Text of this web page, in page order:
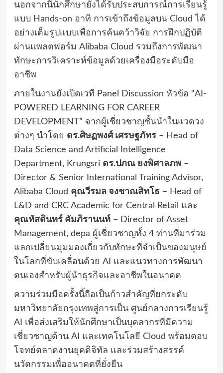
นอกจากนี้นักศึกษายังได้รับประสบการณ์การเรียนรู้
แบบ Hands-on อาทิ การเข้าถึงข้อมูลบน Cloud ได้
อย่างเต็มรูปแบบเพื่อการค้นคว้าวิจัย การฝึกปฏิบัติ
ผ่านแพลตฟอร์ม Alibaba Cloud รวมถึงการพัฒนา
ทักษะการวิเคราะห์ข้อมูลด้วยเครื่องมือระดับมือ
อาชีพ
ภายในงานยังเปิดเวที Panel Discussion หัวข้อ “AI-
POWERED LEARNING FOR CAREER
DEVELOPMENT” จากผู้เชี่ยวชาญชั้นนำในแวดวง
ต่างๆ นำโดย ดร.ศิษฏพงศ์ เศรษฐภัทร– Head of
Data Science and Artificial Intelligence
Department, Krungsri ดร.ปภณ ยงพิศาลภพ–
Director & Senior International Training Advisor,
Alibaba Cloud คุณวีรมล จงชาณสิทโธ– Head of
L&D and CRC Academic for Central Retail และ
คุณหัสดินทร์ คัมภิรานนท์– Director of Asset
Management, depa ผู้เชี่ยวชาญทั้ง 4 ท่านที่มาร่วม
แลกเปลี่ยนมุมมองเกี่ยวกับทักษะที่จำเป็นของมนุษย์
ในโลกที่ขับเคลื่อนด้วย AI และแนวทางการพัฒนา
ตนเองสำหรับผู้นำธุรกิจและอาชีพในอนาคต
ความร่วมมือครั้งนี้ถือเป็นก้าวสำคัญที่ยกระดับ
มหาวิทยาลัยกรุงเทพสู่การเป็น ศูนย์กลางการเรียนรู้
AI เพื่อส่งเสริมให้นักศึกษาเป็นบุคลากรที่มีความ
เชี่ยวชาญด้าน AI และเทคโนโลยี Cloud พร้อมตอบ
โจทย์ตลาดงานยุคดิจิทัล และร่วมสร้างสรรค์
นวัตกรรมเพื่ออนาคตที่ยั่งยืน